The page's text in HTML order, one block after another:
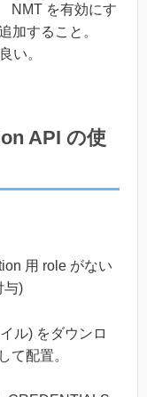
NMT を有効にす
加すること。
い。
API の使
用 role がない
与)
ル) をダウンロ
て配置。